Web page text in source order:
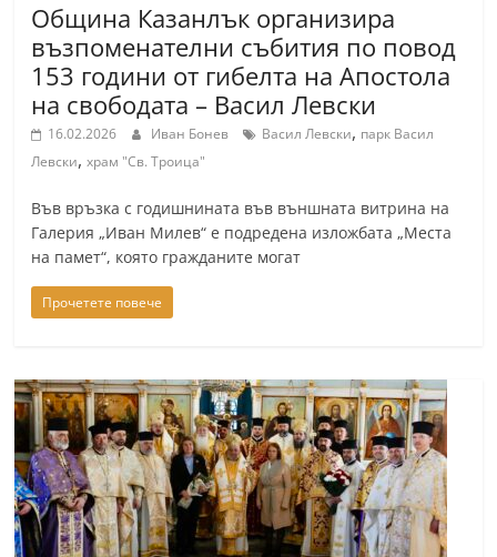
а
–
k
a
z
a
n
l
a
k
.
n
f
o
,
k
a
Община Казанлък организира
възпоменателни събития по повод
153 години от гибелта на Апостола
на свободата – Васил Левски
16.02.2026 Иван Бонев Васил Левски, парк Васил
Левски,храм "Св. Троица"
Във връзка с годишнината във външната витрина на
Галерия „Иван Милев“ е подредена изложбата „Места
на памет“, която гражданите могат
Прочетете повече